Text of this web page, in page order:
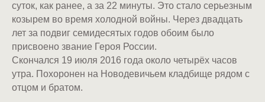
суток, как ранее, а за 22 минуты. Это стало серьезным
козырем во время холодной войны. Через двадцать
лет за подвиг семидесятых годов обоим было
присвоено звание Героя России.
Скончался 19 июля 2016 года около четырёх часов
утра. Похоронен на Новодевичьем кладбище рядом с
отцом и братом.